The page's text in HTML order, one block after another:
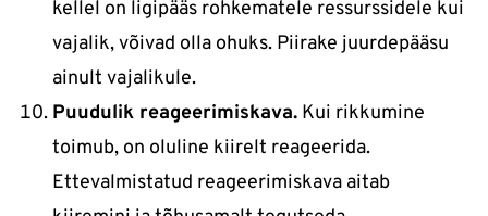
kellel on ligipääs rohkematele ressurssidele kui
vajalik, võivad olla ohuks. Piirake juurdepääsu
ainult vajalikule.
Puudulik reageerimiskava. Kui rikkumine
toimub, on oluline kiirelt reageerida.
Ettevalmistatud reageerimiskava aitab